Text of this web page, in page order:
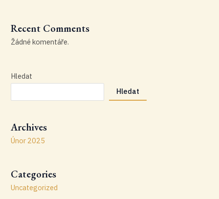
Recent Comments
Žádné komentáře.
Hledat
Hledat
Archives
Únor 2025
Categories
Uncategorized